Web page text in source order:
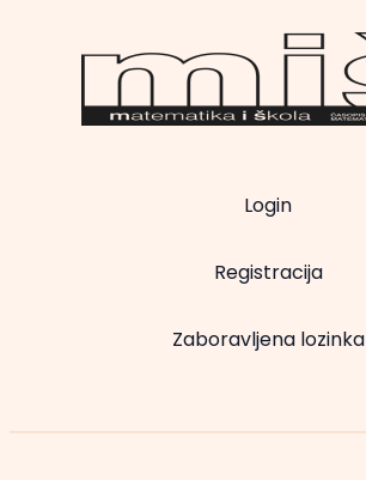
Login
Registracija
Zaboravljena lozinka